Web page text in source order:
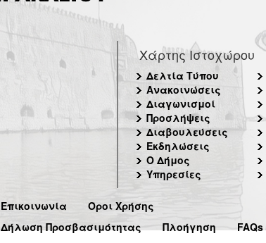
Χάρτης Ιστοχώρου
Δελτία Τύπου
Ανακοινώσεις
Διαγωνισμοί
Προσλήψεις
Διαβουλεύσεις
Εκδηλώσεις
Ο Δήμος
Υπηρεσίες
Επικοινωνία
Όροι Χρήσης
Δήλωση Προσβασιμότητας
Πλοήγηση FAQs